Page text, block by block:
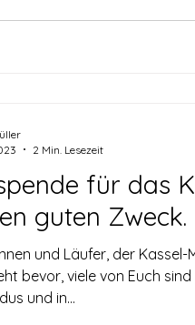
für das
guten Zweck.
und Läufer, der Kassel-
bevor, viele von Euch
und in...
2 Min. Lesezeit